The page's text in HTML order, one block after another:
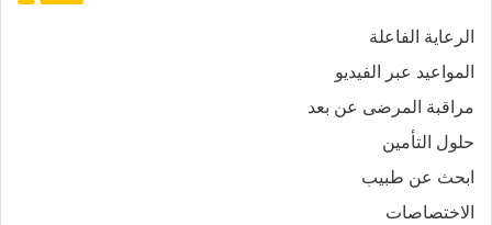
الرعاية الفاعلة
المواعيد عبر الفيديو
مراقبة المرضى عن بعد
حلول التأمين
ابحث عن طبيب
الاختصاصات